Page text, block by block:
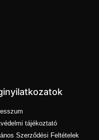
tájékoztató
Szerződési Feltételek